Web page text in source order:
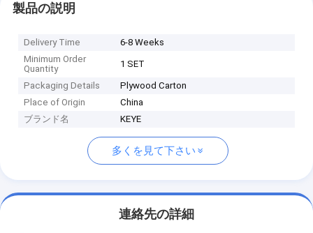
製品の説明
Delivery Time
6-8 Weeks
Minimum Order
Quantity
1 SET
Packaging Details
Plywood Carton
Place of Origin
China
ブランド名
KEYE
多くを見て下さい
連絡先の詳細